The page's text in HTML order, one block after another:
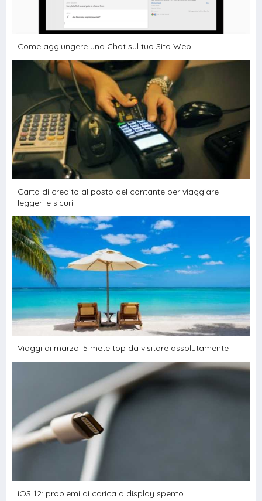
Come aggiungere una Chat sul tuo Sito Web
Carta di credito al posto del contante per viaggiare
leggeri e sicuri
Viaggi di marzo: 5 mete top da visitare assolutamente
iOS 12: problemi di carica a display spento